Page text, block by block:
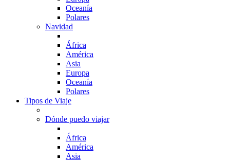
Oceanía
Polares
Navidad
África
América
Asia
Europa
Oceanía
Polares
Tipos de Viaje
Dónde puedo viajar
África
América
Asia